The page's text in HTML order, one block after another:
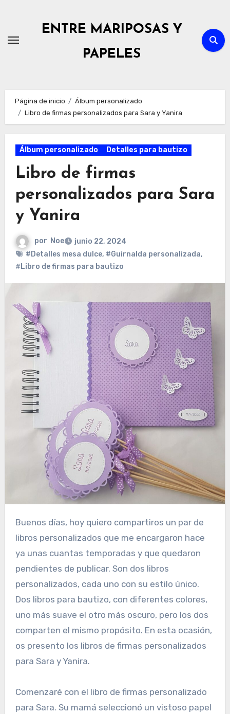
contenido
ENTRE MARIPOSAS Y
PAPELES
Página de inicio
Álbum personalizado
Libro de firmas personalizados para Sara y Yanira
Álbum personalizado Detalles para bautizo
Libro de firmas
personalizados para Sara
y Yanira
por Noe
junio 22, 2024
#Detalles mesa dulce, #Guirnalda personalizada,
#Libro de firmas para bautizo
Buenos días, hoy quiero compartiros un par de
libros personalizados que me encargaron hace
ya unas cuantas temporadas y que quedaron
pendientes de publicar. Son dos libros
personalizados, cada uno con su estilo único.
Dos libros para bautizo, con diferentes colores,
uno más suave el otro más oscuro, pero los dos
comparten el mismo propósito. En esta ocasión,
os presento los libros de firmas personalizados
para Sara y Yanira.
Comenzaré con el libro de firmas personalizado
para Sara. Su mamá seleccionó un vistoso papel